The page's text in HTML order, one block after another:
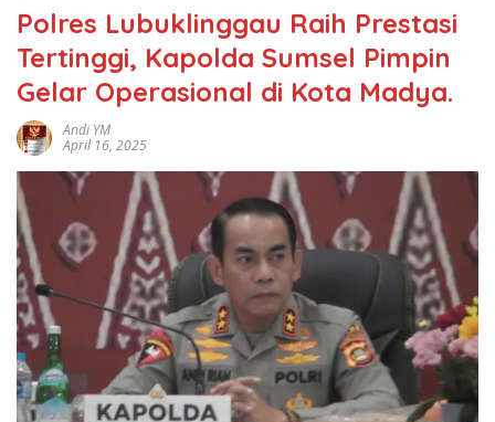
Polres Lubuklinggau Raih Prestasi
Tertinggi, Kapolda Sumsel Pimpin
Gelar Operasional di Kota Madya.
Andi YM
April 16, 2025